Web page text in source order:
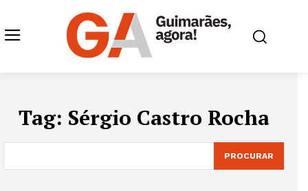
Tag: Sérgio Castro Rocha
PROCURAR